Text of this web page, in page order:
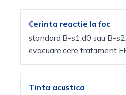
Cerinta reactie la foc
standard B-s1,d0 sau B-
evacuare cere tratament
Tinta acustica